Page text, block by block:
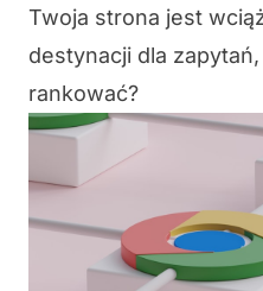
Twoja strona jest
destynacji dla
rankować?